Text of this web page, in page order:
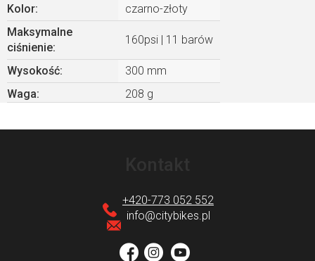
Kolor:
czarno-złoty
Maksymalne
ciśnienie:
160psi | 11 barów
Wysokość:
300 mm
Waga: 208 g
info@citybikes.pl
+420-773 052 552